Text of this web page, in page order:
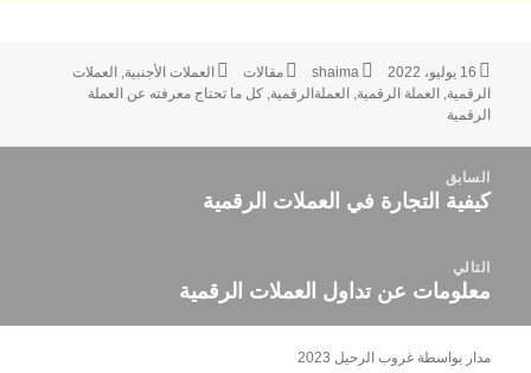
نُشرت
في
16 يوليو، 2022 الكاتب
shaima التصنيفات
مقالات الوسوم
العملات الأجنبية, العملات
الرقمية, العملة الرقمية, العملةالرقمية,كل ما تحتاج معرفته عن العملة
الرقمية
المقالاتالسابق
المقالة
كيفية التجارة في العملات الرقمية
التالي
المقالة
معلومات عن تداول العملات الرقمية
مدار بواسطة غروب الرحيل 2023